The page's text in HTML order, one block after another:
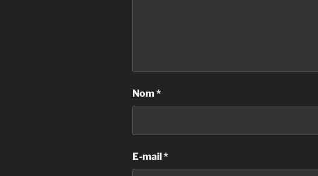
Nom *
E-mail*